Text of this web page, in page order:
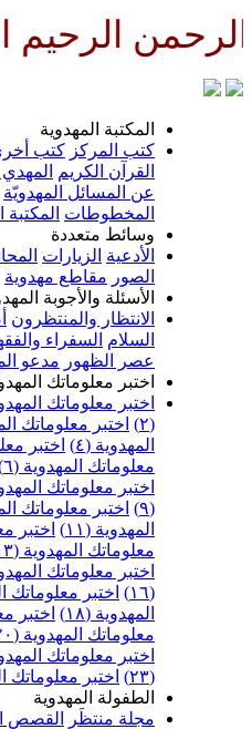
الرحيم
المكتبة المهدوية
كتب المركز كتب
القرآن الكريم
عن المسائل المهدويّة
المخطوطات المكتبة
وسائط متعددة
الأدعية الزيارات
الصور مقاطع مهدوية
الأسئلة والأجوبة
الانتظار والمنتظرون
السلام السفراء
عصر الظهور مدعو
اختبر معلوماتك
اختبر معلوماتك
(٢)
اختبر معلوماتك
المهدوية (٤)
اختبر
معلوماتك المهدوية (٦)
اختبر معلوماتك
(٩)
اختبر معلوماتك
المهدوية (١١)
اختبر
معلوماتك المهدوية (١٣)
اختبر معلوماتك
(١٦)
اختبر معلوماتك
المهدوية (١٨)
اختبر
معلوماتك المهدوية (٢٠)
اختبر معلوماتك
(٢٣)
اختبر معلوماتك
الطفولة المهدوية
مجلة منتظَر
القصص